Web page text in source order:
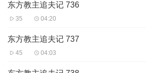
东方教主追夫记 736
35 04:20
东方教主追夫记 737
45 04:03